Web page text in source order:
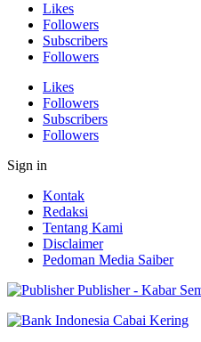
Likes
Followers
Subscribers
Followers
Likes
Followers
Subscribers
Followers
Sign in
Kontak
Redaksi
Tentang Kami
Disclaimer
Pedoman Media Saiber
Publisher - Kabar